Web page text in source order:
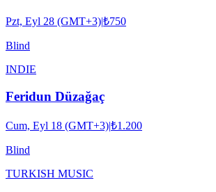
Pzt, Eyl 28 (GMT+3)|₺750
Blind
INDIE
Feridun Düzağaç
Cum, Eyl 18 (GMT+3)|₺1.200
Blind
TURKISH MUSIC